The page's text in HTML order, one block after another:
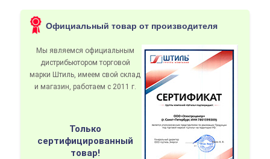
Официальный товар от производителя
Мы являемся официальным
дистрибьюторомторговой
марки Штиль, имеем свой склад
и магазин, работаем с 2011 г.
Только
сертифицированный
товар!